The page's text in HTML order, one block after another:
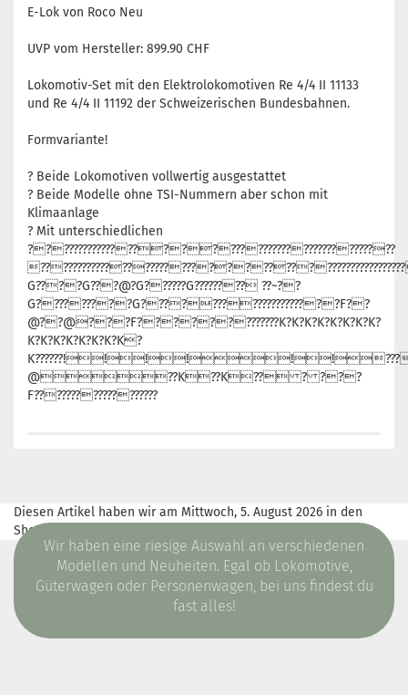
E-Lok von Roco Neu
UVP vom Hersteller: 899.90 CHF
Lokomotiv-Set mit den Elektrolokomotiven Re 4/4 II 11133
und Re 4/4 II 11192 der Schweizerischen Bundesbahnen.
Formvariante!
? Beide Lokomotiven vollwertig ausgestattet
? Beide Modelle ohne TSI-Nummern aber schon mit
Klimaanlage
? Mit unterschiedlichen
??????????????????????????????????????????
G????G???@?G??????G???????? ??~??
G?????????G????????????????????F??
@??@???F?????????????K?K?K?K?K?K?K?K?
K?K?K?K?K?K?K?K?
K??????!!!!!!???
@??K??K?? ? ???
F??????????????????
Diesen Artikel haben wir am Mittwoch, 5. August 2026 in den
Shop aufgenommen.
Wir haben eine riesige Auswahl an verschiedenen
Modellen und Neuheiten. Egal ob Lokomotive,
Güterwagen oder Personenwagen, bei uns findest du
fast alles!